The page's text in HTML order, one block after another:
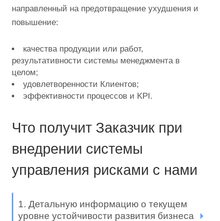
направленный на предотвращение ухудшения и
повышение:
качества продукции или работ,
результативности системы менеджмента в
целом;
удовлетворенности Клиентов;
эффективности процессов и KPI.
Что получит Заказчик при
внедрении системы
управления рисками с нами
1. Детальную информацию о текущем
уровне устойчивости развития бизнеса